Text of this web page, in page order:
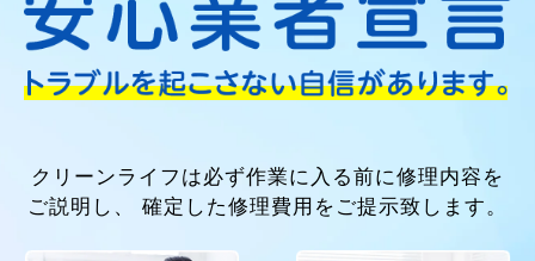
クリーンライフは必ず作業に入る前に修理内容を
ご説明し、
確定した修理費用をご提示致します。